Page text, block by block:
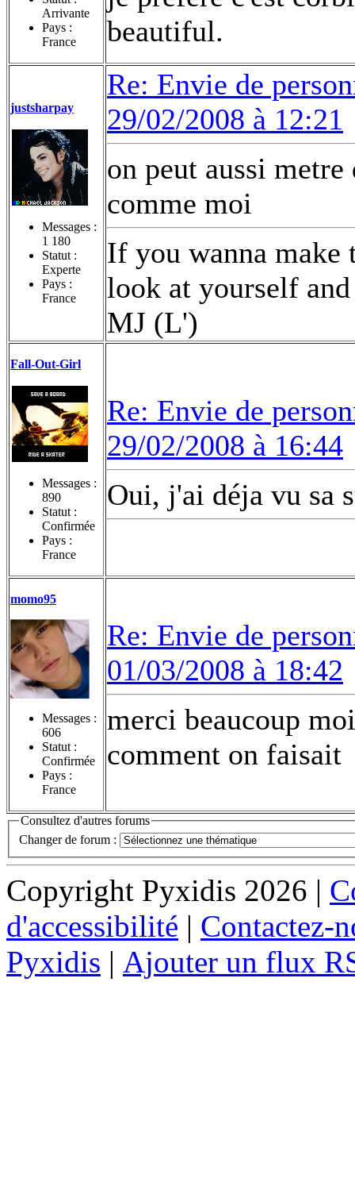
Arrivante
Pays :
France
beautiful.
justsharpay
Messages :
1 180
Statut :
Experte
Pays :
France
Re: Envie de
29/02/2008 à 12:21
on peut aussi
comme moi
If you wanna make
look at yourself
MJ (L')
Fall-Out-Girl
Messages :
890
Statut :
Confirmée
Pays :
France
Re: Envie de
29/02/2008 à 16:44
Oui, j'ai déja vu sa
momo95
Messages :
606
Statut :
Confirmée
Pays :
France
Re: Envie de
01/03/2008 à 18:42
merci beaucoup
comment on faisait
Consultez d'autres forums
Changer de forum :
Copyright Pyxidis 2026 |
d'accessibilité | Contactez-
Pyxidis | Ajouter un flux